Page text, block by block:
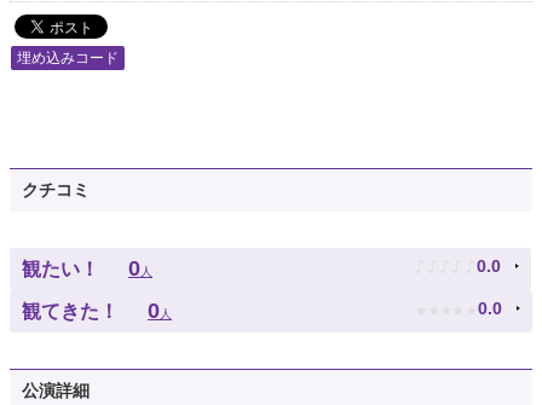
埋め込みコード
クチコミ
観たい！ 0人 ♪ ♪ ♪ ♪ ♪ 0.0
観てきた！ 0人 ★ ★ ★ ★ ★ 0.0
公演詳細